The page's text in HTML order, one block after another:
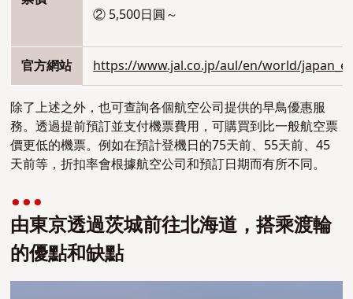
② 5,500日圓～
官方網站 https://www.jal.co.jp/aul/en/world/
除了上述之外，也可查詢各個航空公司提供的早鳥優惠服
務。透過提前預訂並支付機票費用，可購買到比一般航空票
價更低的機票。例如在預計登機日的75天前、55天前、45
天前等，折扣率會根據航空公司和預訂日期而有所不同。
由東京透過茨城前往北海道，搭乘渡輪
的優點和缺點